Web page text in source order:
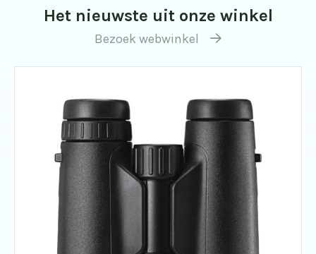
Het nieuwste uit onze winkel
Bezoek webwinkel